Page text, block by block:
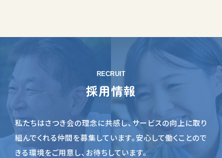
RECRUIT
採用情報
私たちはさつき会の理念に共感し、サービスの向上に取り
組んでくれる仲間を募集しています。安心して働くことので
きる環境をご用意し、お待ちしています。